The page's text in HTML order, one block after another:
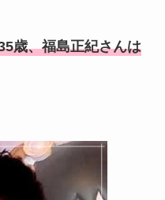
歳、福島正紀さんは